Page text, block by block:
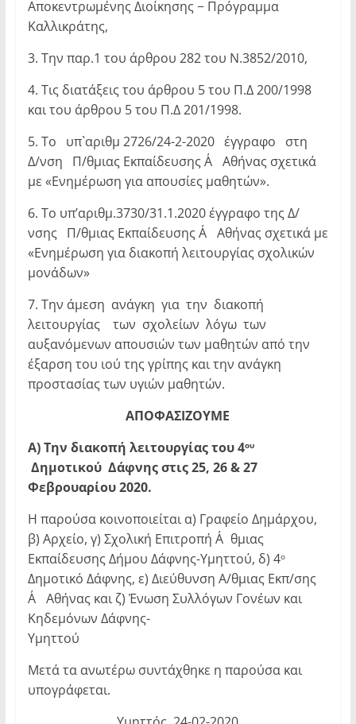
Αποκεντρωμένης Διοίκησης − Πρόγραμμα
Καλλικράτης,
3. Την παρ.1 του άρθρου 282 του Ν.3852/2010,
4. Τις διατάξεις του άρθρου 5 του Π.Δ 200/1998
και του άρθρου 5 του Π.Δ 201/1998.
5. Το υπ`αριθμ 2726/24-2-2020 έγγραφο στη
Δ/νση Π/θμιας Εκπαίδευσης Α΄ Αθήνας σχετικά
με «Ενημέρωση για απουσίες μαθητών».
6. Το υπ’αριθμ.3730/31.1.2020 έγγραφο της Δ/
νσης Π/θμιας Εκπαίδευσης Α΄ Αθήνας σχετικά με
«Ενημέρωση για διακοπή λειτουργίας σχολικών
μονάδων»
7. Την άμεση ανάγκη για την διακοπή
λειτουργίας των σχολείων λόγω των
αυξανόμενων απουσιών των μαθητών από την
έξαρση του ιού της γρίπης και την ανάγκη
προστασίας των υγιών μαθητών.
ΑΠΟΦΑΣΙΖΟΥΜΕ
Α) Την διακοπή λειτουργίας του 4ου
Δημοτικού Δάφνης στις 25, 26 & 27
Φεβρουαρίου 2020.
Η παρούσα κοινοποιείται α) Γραφείο Δημάρχου,
β) Αρχείο, γ) Σχολική Επιτροπή Α΄θµιας
Εκπαίδευσης ∆ήμου Δάφνης-Υμηττού, δ) 4ο
Δημοτικό Δάφνης, ε) Διεύθυνση Α/θµιας Εκπ/σης
Α΄ Αθήνας και ζ) Ένωση Συλλόγων Γονέων και
Κηδεμόνων Δάφνης-
Υμηττού
Μετά τα ανωτέρω συντάχθηκε η παρούσα και
υπογράφεται.